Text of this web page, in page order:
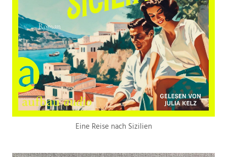
Eine Reise nach Sizilien